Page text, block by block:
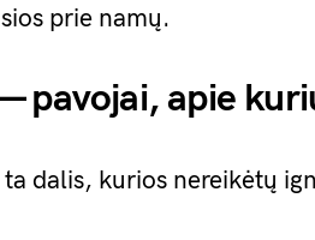
prie namų.
pavojai, apie
ta dalis, kurios nereikėtų